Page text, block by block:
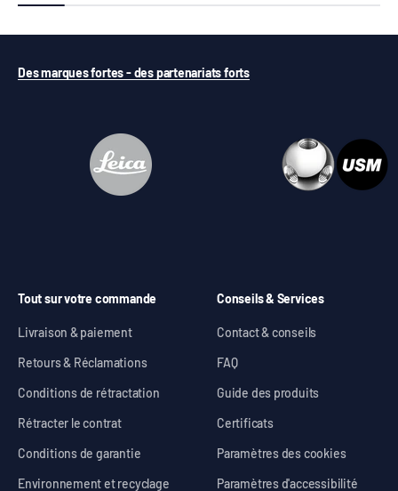
Des marques fortes - des partenariats forts
Tout sur votre commande
Livraison & paiement
Retours & Réclamations
Conditions de rétractation
Rétracter le contrat
Conditions de garantie
Environnement et recyclage
Conseils & Services
Contact & conseils
FAQ
Guide des produits
Certificats
Paramètres des cookies
Paramètres d'accessibilité